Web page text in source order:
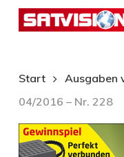
Skip
content
Start Ausgaben
04/2016 – Nr. 228